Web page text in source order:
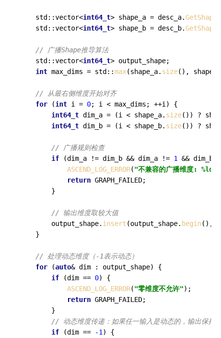
    std::vector<
int64_t> shape_a = desc_a.GetShape
    std::vector<
int64_t> shape_b = desc_b.GetShape
// 广播Shape推导算法
    std::vector<
int64_t> output_shape;
int max_dims = std::max(shape_a. size(),
// 从最右侧维度开始对齐
for (int i = 0; i < max_dims; ++i) {
int64_t dim_a = (i < shape_a. size()) ?
int64_t dim_b = (i < shape_b. size()) ?
// 广播规则检查
if (dim_a != dim_b && dim_a != 1
&& dim_b
ASCEND_LOG_ERROR("不兼容的广播维度: %ld
return GRAPH_FAILED;
        }
// 输出维度取较大值
        output_shape.
insert (output_shape. begin(),
    }
// 处理动态维度（-1表示动态）
for (auto& dim : output_shape) {
if (dim == 0) {
ASCEND_LOG_ERROR("零维度不允许");
return GRAPH_FAILED;
        }
// 动态维度传递：如果任一输入是动态的，输出保持
if (dim == -1 ) {